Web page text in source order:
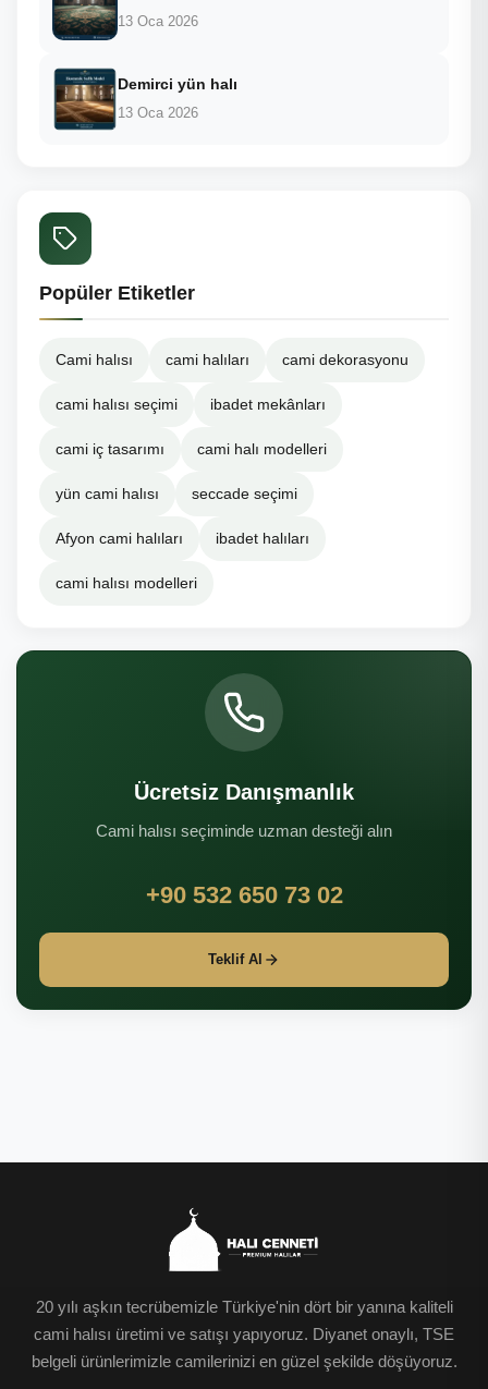
13 Oca 2026
Demirci yün halı
13 Oca 2026
Popüler Etiketler
Cami halısı cami halıları cami dekorasyonu
cami halısı seçimi ibadet mekânları
cami iç tasarımı cami halı modelleri
yün cami halısı seccade seçimi
Afyon cami halıları ibadet halıları
cami halısı modelleri
Ücretsiz Danışmanlık
Cami halısı seçiminde uzman desteği alın
+90 532 650 73 02
Teklif Al
20 yılı aşkın tecrübemizle Türkiye'nin dört bir yanına kaliteli
cami halısı üretimi ve satışı yapıyoruz. Diyanet onaylı, TSE
belgeli ürünlerimizle camilerinizi en güzel şekilde döşüyoruz.